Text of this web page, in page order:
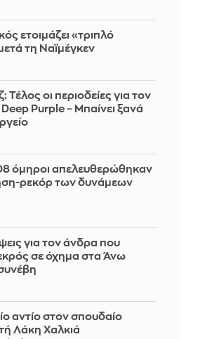
ετοιμάζει «τριπλό
τη Ναϊμέγκεν
Τέλος οι περιοδείες για τον
Purple – Μπαίνει ξανά
όμηροι απελευθερώθηκαν
ρεκόρ των δυνάμεων
για τον άνδρα που
σε όχημα στα Άνω
αντίο στον σπουδαίο
Λάκη Χαλκιά